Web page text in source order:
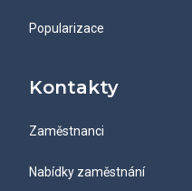
Popularizace
Kontakty
Zaměstnanci
Nabídky zaměstnání